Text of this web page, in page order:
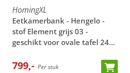
HomingXL
Eetkamerbank - Hengelo -
stof Element grijs 03 -
geschikt voor ovale tafel 240
799,- Per stuk